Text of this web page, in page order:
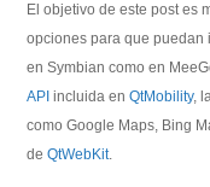
El objetivo de este post es
opciones para que puedan
en Symbian como en
API incluida enQtMobility,
como Google Maps, Bing
deQtWebKit.